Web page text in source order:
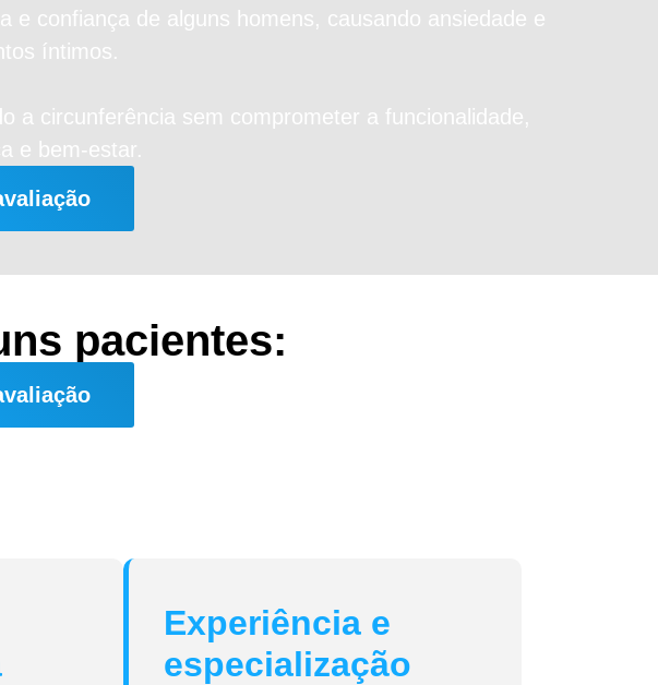
confiança de alguns homens, causando ansiedade e
íntimos.
a circunferência sem comprometer a funcionalidade,
e bem-estar.
pacientes:
Experiência e
especialização